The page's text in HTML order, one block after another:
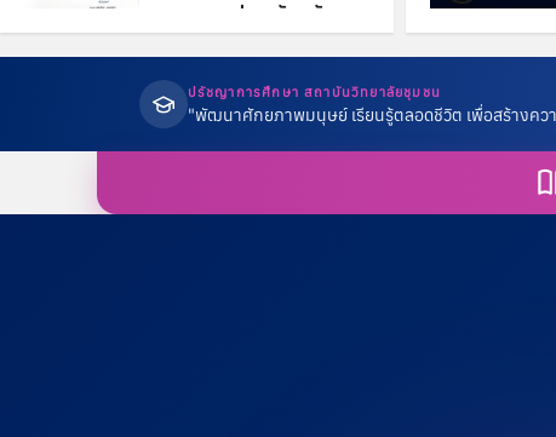
มาตรการประหยัดพลังงาน
ฉบับที่ 3
ปรัชญาการศึกษา สถาบันวิทยาลัยชุมชน
"พัฒนาศักยภาพมนุษย์ เรียนรู้ตลอดชีวิต เพื่อสร้างค